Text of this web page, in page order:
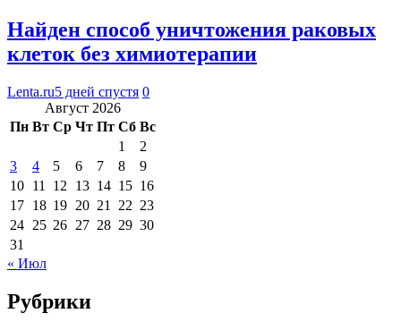
Найден способ уничтожения раковых
клеток без химиотерапии
Lenta.ru5 дней спустя 0
Август 2026
Пн Вт Ср Чт Пт Сб Вс
1
2
3
4 5 6 7 8
9
10 11 12 13 14 15 16
17 18 19 20 21 22 23
24 25 26 27 28 29 30
31
« Июл
Рубрики